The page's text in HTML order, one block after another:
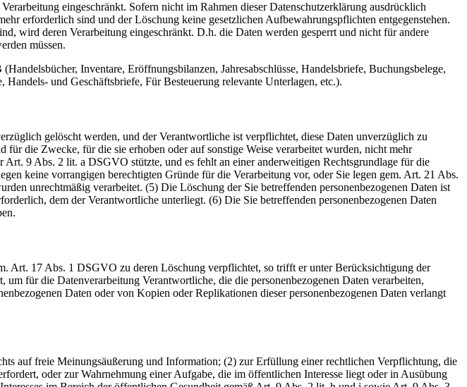
eingeschränkt. Sofern nicht im Rahmen dieser Datenschutzerklärung ausdrücklich
erforderlich sind und der Löschung keine gesetzlichen Aufbewahrungspflichten entgegenstehen.
wird deren Verarbeitung eingeschränkt. D.h. die Daten werden gesperrt und nicht für andere
müssen.
Inventare, Eröffnungsbilanzen, Jahresabschlüsse, Handelsbriefe, Buchungsbelege,
und Geschäftsbriefe, Für Besteuerung relevante Unterlagen, etc.).
gelöscht werden, und der Verantwortliche ist verpflichtet, diese Daten unverzüglich zu
die Zwecke, für die sie erhoben oder auf sonstige Weise verarbeitet wurden, nicht mehr
9 Abs. 2 lit. a DSGVO stützte, und es fehlt an einer anderweitigen Rechtsgrundlage für die
keine vorrangigen berechtigten Gründe für die Verarbeitung vor, oder Sie legen gem. Art. 21 Abs.
unrechtmäßig verarbeitet. (5) Die Löschung der Sie betreffenden personenbezogenen Daten ist
dem der Verantwortliche unterliegt. (6) Die Sie betreffenden personenbezogenen Daten
Art. 17 Abs. 1 DSGVO zu deren Löschung verpflichtet, so trifft er unter Berücksichtigung der
für die Datenverarbeitung Verantwortliche, die die personenbezogenen Daten verarbeiten,
Daten oder von Kopien oder Replikationen dieser personenbezogenen Daten verlangt
auf freie Meinungsäußerung und Information; (2) zur Erfüllung einer rechtlichen Verpflichtung, die
oder zur Wahrnehmung einer Aufgabe, die im öffentlichen Interesse liegt oder in Ausübung